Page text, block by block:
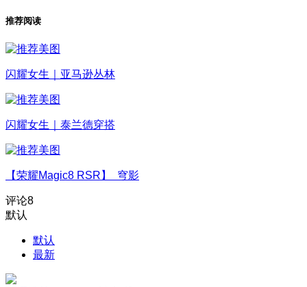
推荐阅读
闪耀女生｜亚马逊丛林
闪耀女生｜泰兰德穿搭
【荣耀Magic8 RSR】 穹影
评论8
默认
默认
最新